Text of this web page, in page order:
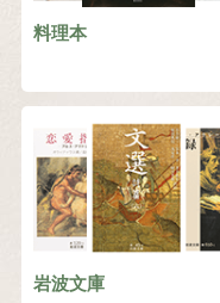
料理本
岩波文庫